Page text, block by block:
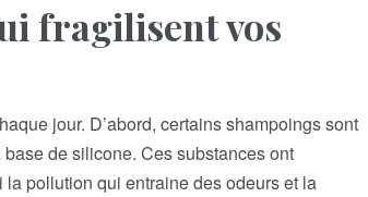
fragilisent vos
jour. D’abord, certains shampoings sont
de silicone. Ces substances ont
pollution qui entraine des odeurs et la